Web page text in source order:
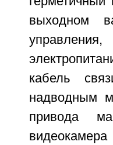
выходном
кабель
надводным
привода